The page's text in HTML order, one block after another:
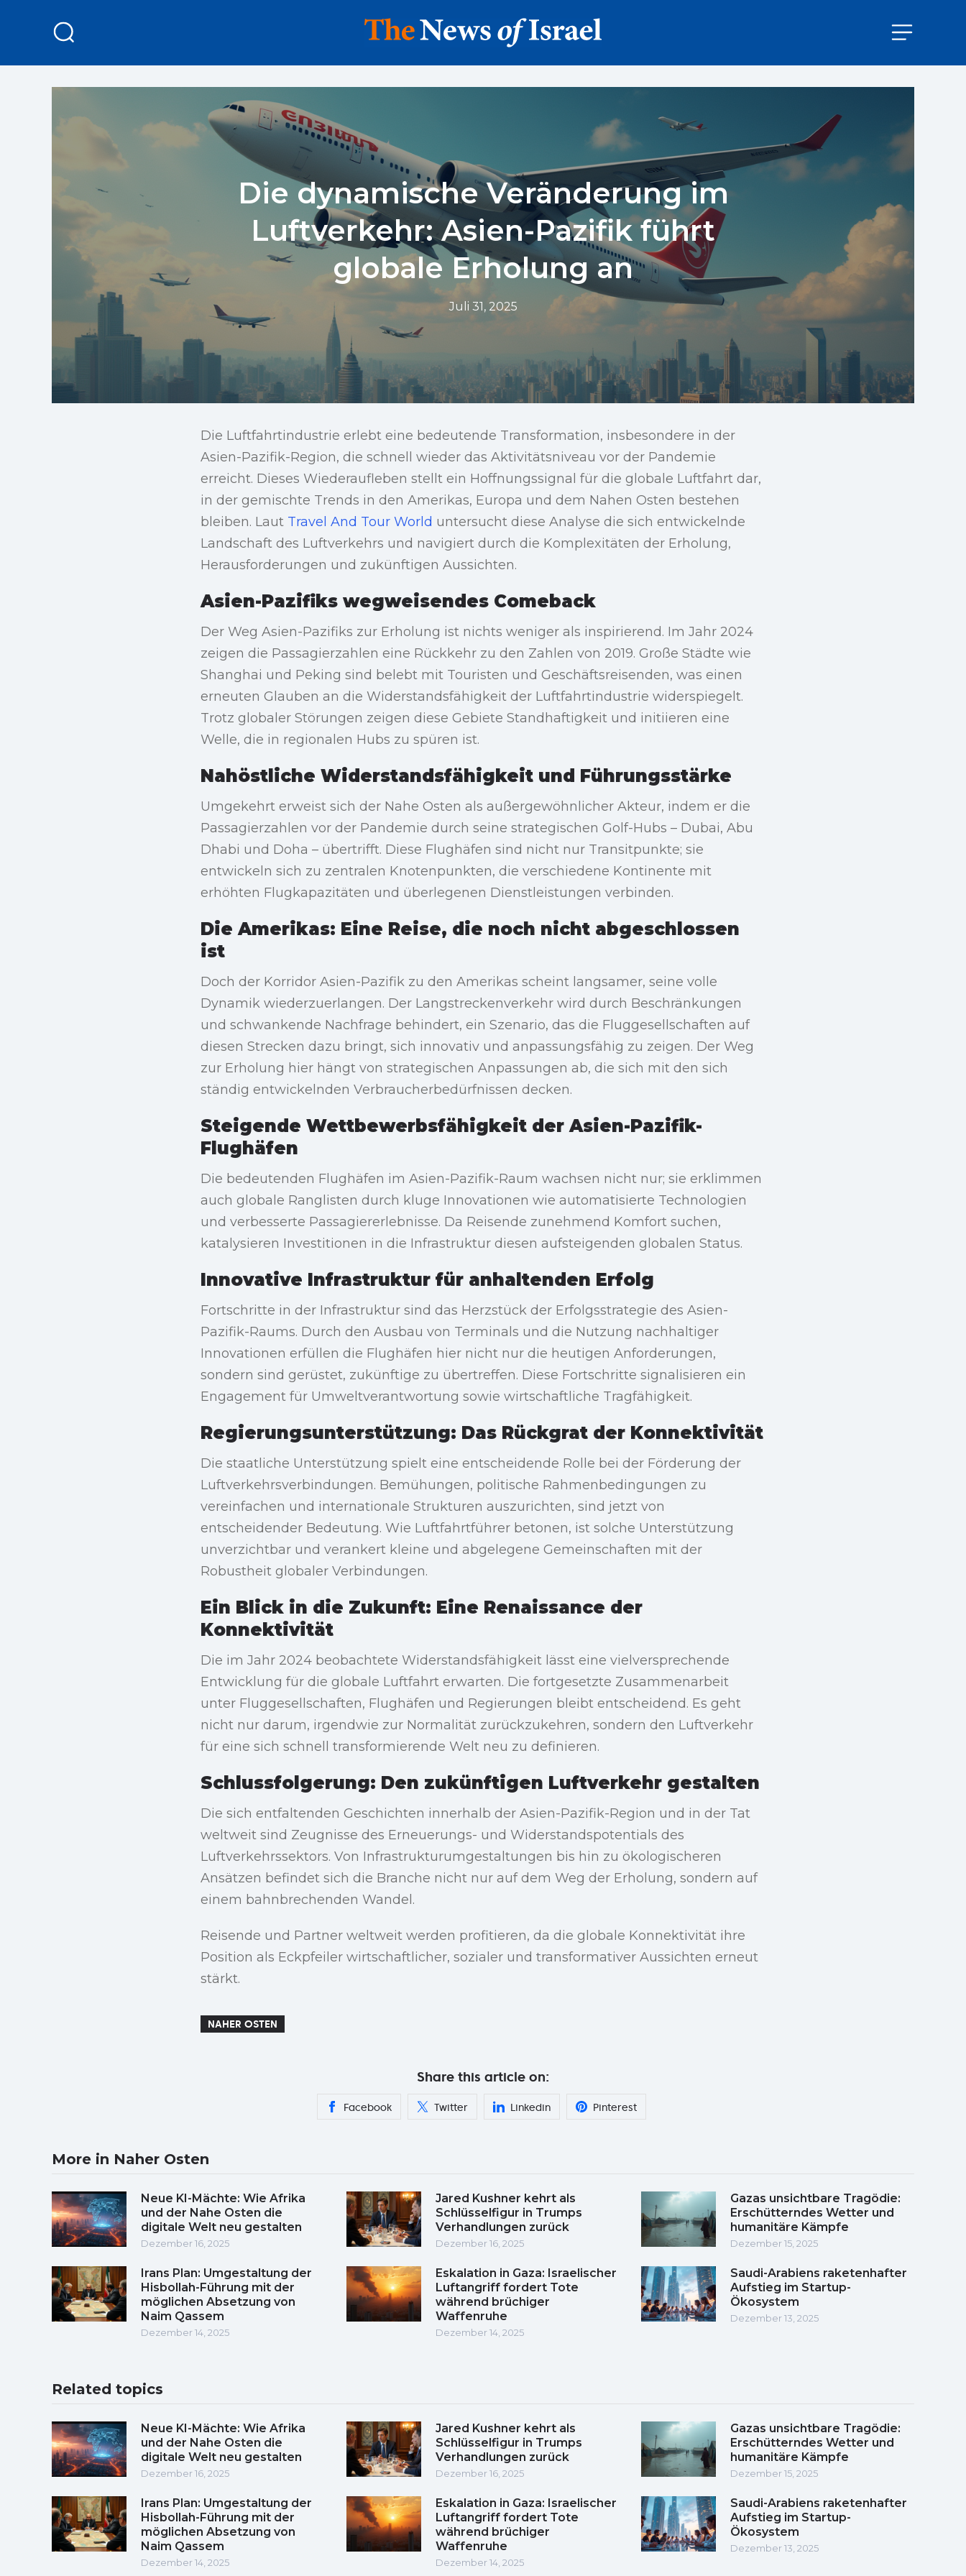
Die dynamische Veränderung im
Luftverkehr: Asien-Pazifik führt
globale Erholung an
Juli 31, 2025
Die Luftfahrtindustrie erlebt eine bedeutende Transformation, insbesondere in der
Asien-Pazifik-Region, die schnell wieder das Aktivitätsniveau vor der Pandemie
erreicht. Dieses Wiederaufleben stellt ein Hoffnungssignal für die globale Luftfahrt dar,
in der gemischte Trends in den Amerikas, Europa und dem Nahen Osten bestehen
bleiben. Laut Travel And Tour World untersucht diese Analyse die sich entwickelnde
Landschaft des Luftverkehrs und navigiert durch die Komplexitäten der Erholung,
Herausforderungen und zukünftigen Aussichten.
Asien-Pazifiks wegweisendes Comeback
Der Weg Asien-Pazifiks zur Erholung ist nichts weniger als inspirierend. Im Jahr 2024
zeigen die Passagierzahlen eine Rückkehr zu den Zahlen von 2019. Große Städte wie
Shanghai und Peking sind belebt mit Touristen und Geschäftsreisenden, was einen
erneuten Glauben an die Widerstandsfähigkeit der Luftfahrtindustrie widerspiegelt.
Trotz globaler Störungen zeigen diese Gebiete Standhaftigkeit und initiieren eine
Welle, die in regionalen Hubs zu spüren ist.
Nahöstliche Widerstandsfähigkeit und Führungsstärke
Umgekehrt erweist sich der Nahe Osten als außergewöhnlicher Akteur, indem er die
Passagierzahlen vor der Pandemie durch seine strategischen Golf-Hubs – Dubai, Abu
Dhabi und Doha – übertrifft. Diese Flughäfen sind nicht nur Transitpunkte; sie
entwickeln sich zu zentralen Knotenpunkten, die verschiedene Kontinente mit
erhöhten Flugkapazitäten und überlegenen Dienstleistungen verbinden.
Die Amerikas: Eine Reise, die noch nicht abgeschlossen
ist
Doch der Korridor Asien-Pazifik zu den Amerikas scheint langsamer, seine volle
Dynamik wiederzuerlangen. Der Langstreckenverkehr wird durch Beschränkungen
und schwankende Nachfrage behindert, ein Szenario, das die Fluggesellschaften auf
diesen Strecken dazu bringt, sich innovativ und anpassungsfähig zu zeigen. Der Weg
zur Erholung hier hängt von strategischen Anpassungen ab, die sich mit den sich
ständig entwickelnden Verbraucherbedürfnissen decken.
Steigende Wettbewerbsfähigkeit der Asien-Pazifik-
Flughäfen
Die bedeutenden Flughäfen im Asien-Pazifik-Raum wachsen nicht nur; sie erklimmen
auch globale Ranglisten durch kluge Innovationen wie automatisierte Technologien
und verbesserte Passagiererlebnisse. Da Reisende zunehmend Komfort suchen,
katalysieren Investitionen in die Infrastruktur diesen aufsteigenden globalen Status.
Innovative Infrastruktur für anhaltenden Erfolg
Fortschritte in der Infrastruktur sind das Herzstück der Erfolgsstrategie des Asien-
Pazifik-Raums. Durch den Ausbau von Terminals und die Nutzung nachhaltiger
Innovationen erfüllen die Flughäfen hier nicht nur die heutigen Anforderungen,
sondern sind gerüstet, zukünftige zu übertreffen. Diese Fortschritte signalisieren ein
Engagement für Umweltverantwortung sowie wirtschaftliche Tragfähigkeit.
Regierungsunterstützung: Das Rückgrat der Konnektivität
Die staatliche Unterstützung spielt eine entscheidende Rolle bei der Förderung der
Luftverkehrsverbindungen. Bemühungen, politische Rahmenbedingungen zu
vereinfachen und internationale Strukturen auszurichten, sind jetzt von
entscheidender Bedeutung. Wie Luftfahrtführer betonen, ist solche Unterstützung
unverzichtbar und verankert kleine und abgelegene Gemeinschaften mit der
Robustheit globaler Verbindungen.
Ein Blick in die Zukunft: Eine Renaissance der
Konnektivität
Die im Jahr 2024 beobachtete Widerstandsfähigkeit lässt eine vielversprechende
Entwicklung für die globale Luftfahrt erwarten. Die fortgesetzte Zusammenarbeit
unter Fluggesellschaften, Flughäfen und Regierungen bleibt entscheidend. Es geht
nicht nur darum, irgendwie zur Normalität zurückzukehren, sondern den Luftverkehr
für eine sich schnell transformierende Welt neu zu definieren.
Schlussfolgerung: Den zukünftigen Luftverkehr gestalten
Die sich entfaltenden Geschichten innerhalb der Asien-Pazifik-Region und in der Tat
weltweit sind Zeugnisse des Erneuerungs- und Widerstandspotentials des
Luftverkehrssektors. Von Infrastrukturumgestaltungen bis hin zu ökologischeren
Ansätzen befindet sich die Branche nicht nur auf dem Weg der Erholung, sondern auf
einem bahnbrechenden Wandel.
Reisende und Partner weltweit werden profitieren, da die globale Konnektivität ihre
Position als Eckpfeiler wirtschaftlicher, sozialer und transformativer Aussichten erneut
stärkt.
NAHER OSTEN
Share this article on:
Facebook Twitter Linkedin Pinterest
More in Naher Osten
Neue KI-Mächte: Wie Afrika
und der Nahe Osten die
digitale Welt neu gestalten
Dezember 16, 2025
Jared Kushner kehrt als
Schlüsselfigur in Trumps
Verhandlungen zurück
Dezember 16, 2025
Gazas unsichtbare Tragödie:
Erschütterndes Wetter und
humanitäre Kämpfe
Dezember 15, 2025
Irans Plan: Umgestaltung der
Hisbollah-Führung mit der
möglichen Absetzung von
Naim Qassem
Dezember 14, 2025
Eskalation in Gaza: Israelischer
Luftangriff fordert Tote
während brüchiger
Waffenruhe
Dezember 14, 2025
Saudi-Arabiens raketenhafter
Aufstieg im Startup-
Ökosystem
Dezember 13, 2025
Related topics
Neue KI-Mächte: Wie Afrika
und der Nahe Osten die
digitale Welt neu gestalten
Dezember 16, 2025
Jared Kushner kehrt als
Schlüsselfigur in Trumps
Verhandlungen zurück
Dezember 16, 2025
Gazas unsichtbare Tragödie:
Erschütterndes Wetter und
humanitäre Kämpfe
Dezember 15, 2025
Irans Plan: Umgestaltung der
Hisbollah-Führung mit der
möglichen Absetzung von
Naim Qassem
Dezember 14, 2025
Eskalation in Gaza: Israelischer
Luftangriff fordert Tote
während brüchiger
Waffenruhe
Dezember 14, 2025
Saudi-Arabiens raketenhafter
Aufstieg im Startup-
Ökosystem
Dezember 13, 2025